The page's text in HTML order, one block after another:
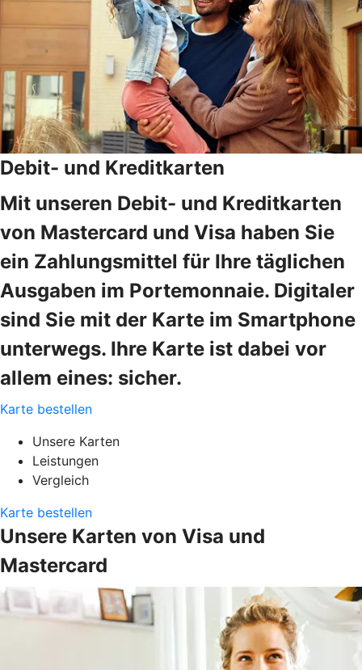
Debit- und Kreditkarten
Mit unseren Debit- und Kreditkarten
von Mastercard und Visa haben Sie
ein Zahlungsmittel für Ihre täglichen
Ausgaben im Portemonnaie. Digitaler
sind Sie mit der Karte im Smartphone
unterwegs. Ihre Karte ist dabei vor
allem eines: sicher.
Karte bestellen
Unsere Karten
Leistungen
Vergleich
Karte bestellen
Unsere Karten von Visa und
Mastercard